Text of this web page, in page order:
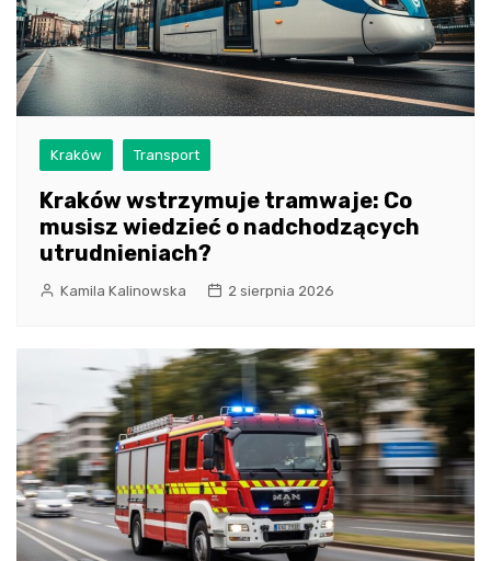
Kraków Transport
Kraków wstrzymuje tramwaje: Co
musisz wiedzieć o nadchodzących
utrudnieniach?
Kamila Kalinowska 2 sierpnia 2026